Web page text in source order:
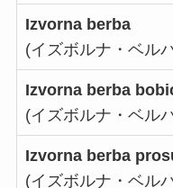
Izvorna berba
(イズボルナ・ベル
Izvorna berba
(イズボルナ・ベル
Izvorna berba
(イズボルナ・ベル